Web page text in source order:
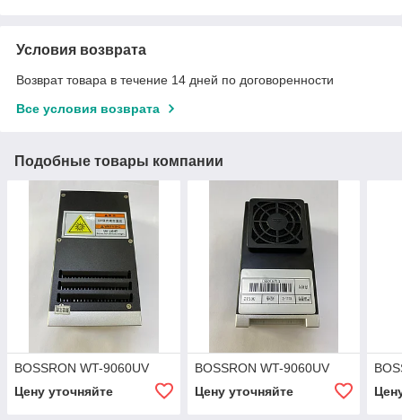
Условия возврата
Возврат товара в течение 14 дней по договоренности
Все условия возврата
Подобные товары компании
BOSSRON WT-9060UV
Цену уточняйте
BOSSRON WT-9060UV
Цену уточняйте